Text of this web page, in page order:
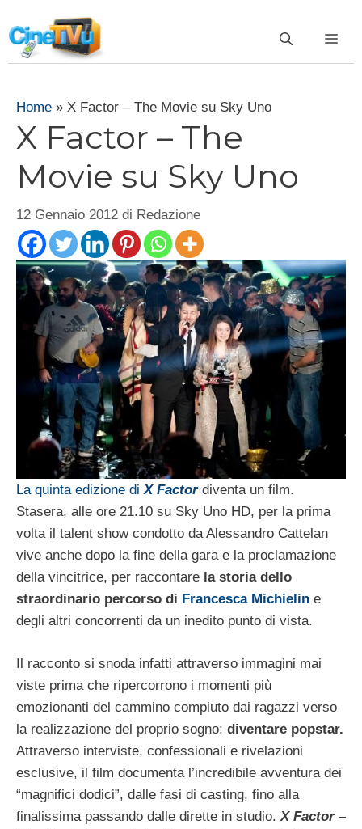
al
contenuto
Home » X Factor – The Movie su Sky Uno
X Factor – The
Movie su Sky Uno
12 Gennaio 2012 di Redazione
La quinta edizione diX Factordiventa un film.
Stasera, alle ore 21.10 su Sky Uno HD, per la prima
volta il talent show condotto da Alessandro Cattelan
vive anche dopo la fine della gara e la proclamazione
della vincitrice, per raccontare la storia dello
straordinario percorso di Francesca Michielin e
degli altri concorrenti da un inedito punto di vista.
Il racconto si snoda infatti attraverso immagini mai
viste prima che ripercorrono i momenti più
emozionanti del cammino compiuto dai ragazzi verso
la realizzazione del proprio sogno: diventare popstar.
Attraverso interviste, confessionali e rivelazioni
esclusive, il film documenta l’incredibile avventura dei
“magnifici dodici”, dalle fasi di casting, fino alla
finalissima passando dalle dirette in studio.X Factor –